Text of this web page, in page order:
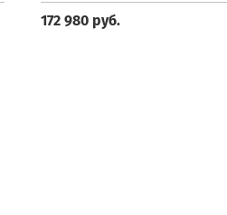
172 980 руб.